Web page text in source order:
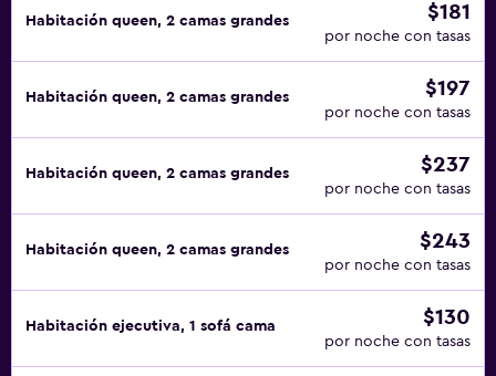
Habitación queen, 2 camas grandes $181
por noche con tasas
Habitación queen, 2 camas grandes $197
por noche con tasas
Habitación queen, 2 camas grandes $237
por noche con tasas
Habitación queen, 2 camas grandes $243
por noche con tasas
Habitación ejecutiva, 1 sofá cama $130
por noche con tasas